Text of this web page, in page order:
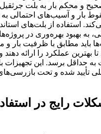
و محکم بار به بلت جرثقیل
بار و آسیب‌های احتمالی به
استفاده از بلت‌های
به بهبود بهره‌وری در
باید مطابق با ظرفیت بار
بهترین عملکرد را ارائه دهند
حداقل برسد. این تجهیزات
تأیید شده و تحت
رایج در